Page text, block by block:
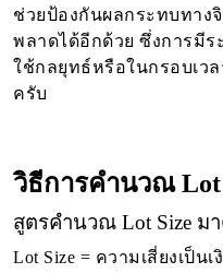
ช่วยป้องกันผลกระทบทาง
พลาดได้อีกด้วย ซึ่งการมีร
ใช้กลยุทธ์หรือในกรอบเว
ครับ
วิธีการคำนวณ Lot
สูตรคำนวณ Lot Size ม
Lot Size = ความเสี่ยงเป็นเ